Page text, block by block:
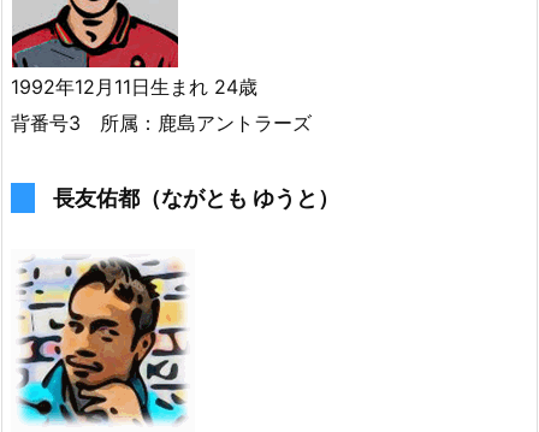
1992年12月11日生まれ 24歳
背番号3 所属：鹿島アントラーズ
長友佑都（ながとも ゆうと）